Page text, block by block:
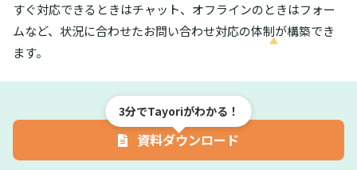
すぐ対応できるときはチャット、オフラインのときはフォー
ムなど、状況に合わせたお問い合わせ対応の体制が構築でき
ます。
3分でTayoriがわかる！
資料ダウンロード